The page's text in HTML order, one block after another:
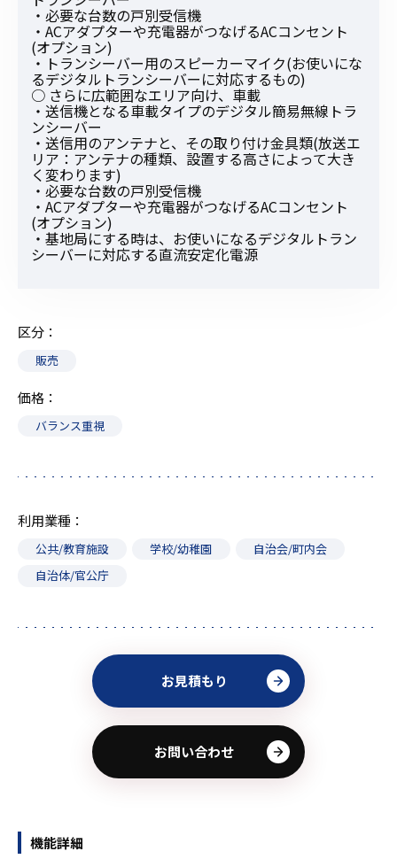
・必要な台数の戸別受信機
・ACアダプターや充電器がつなげるACコンセント
(オプション)
・トランシーバー用のスピーカーマイク(お使いにな
るデジタルトランシーバーに対応するもの)
○ さらに広範囲なエリア向け、車載
・送信機となる車載タイプのデジタル簡易無線トラ
ンシーバー
・送信用のアンテナと、その取り付け金具類(放送エ
リア：アンテナの種類、設置する高さによって大き
く変わります)
・必要な台数の戸別受信機
・ACアダプターや充電器がつなげるACコンセント
(オプション)
・基地局にする時は、お使いになるデジタルトラン
シーバーに対応する直流安定化電源
区分
販売
価格
バランス重視
利用業種
公共/教育施設 学校/幼稚園
自治会/町内会
自治体/官公庁
お見積もり
お問い合わせ
機能詳細